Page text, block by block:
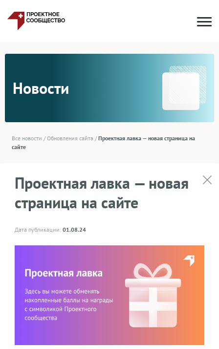
Новости
Все новости /Обновления сайта /Проектная лавка — новая страница на
сайте
Проектная лавка — новая
страница на сайте
Дата публикации: 01.08.24